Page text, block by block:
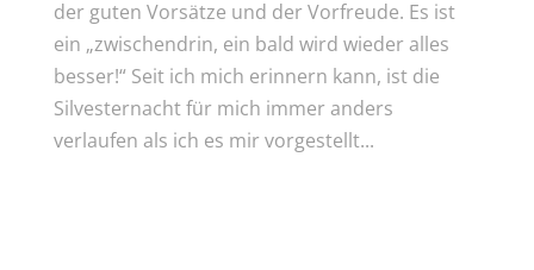
der guten Vorsätze und der Vorfreude. Es ist
ein „zwischendrin, ein bald wird wieder alles
besser!“ Seit ich mich erinnern kann, ist die
Silvesternacht für mich immer anders
verlaufen als ich es mir vorgestellt...